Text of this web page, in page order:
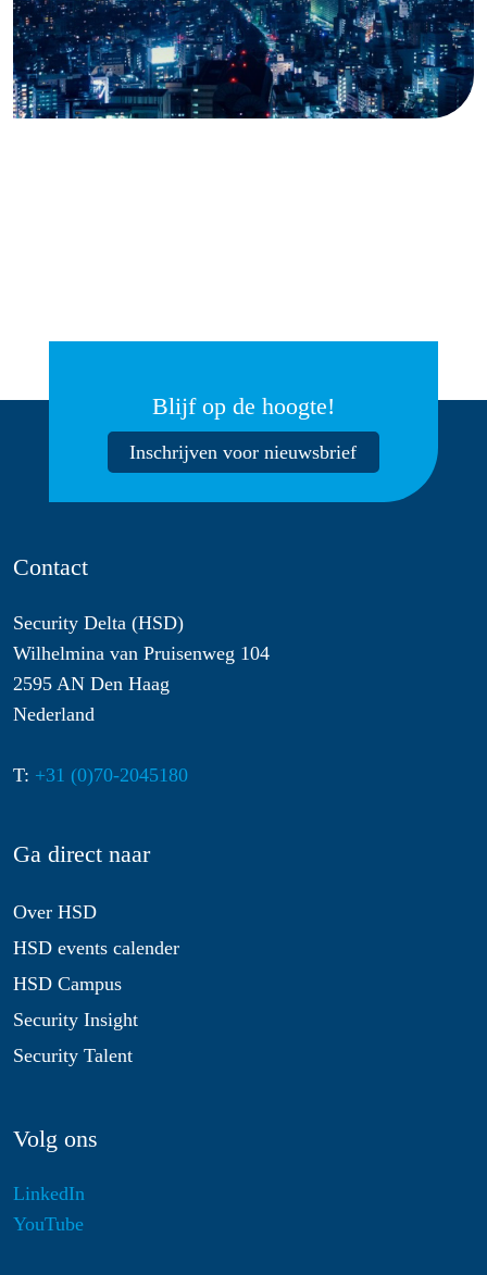
Blijf op de hoogte!
Inschrijven voor nieuwsbrief
Contact
Security Delta (HSD)
Wilhelmina van Pruisenweg 104
2595 AN Den Haag
Nederland
T: +31 (0)70-2045180
Ga direct naar
Over HSD
HSD events calender
HSD Campus
Security Insight
Security Talent
Volg ons
LinkedIn
YouTube